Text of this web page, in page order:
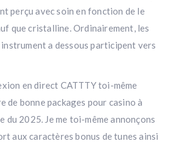
perçu avec soin en fonction de le
que cristalline. Ordinairement, les
a dessous participent vers
Y toi-même
de bonne packages pour casino à
du 2025. Je me toi-même annonçons
aux caractères bonus de tunes ainsi